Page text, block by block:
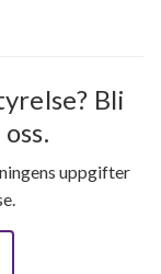
Bli
uppgifter